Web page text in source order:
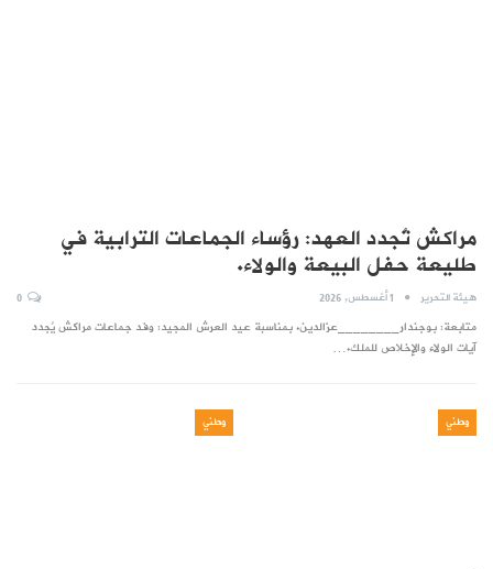
مراكش تُجدد العهد: رؤساء الجماعات الترابية في
طليعة حفل البيعة والولاء.
هيئة التحرير 1 أغسطس, 2026
متابعة: بوجندار________عزالدين. بمناسبة عيد العرش المجيد: وفد جماعات مراكش يُجدد
آيات الولاء والإخلاص للملك.…
وطني وطني